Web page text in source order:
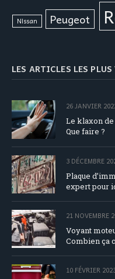
Nissan Peugeot
LES ARTICLES LES
26 JANVIER
Le klaxon
Que faire ?
3 DÉCEMBRE
Plaque
expert pour
21 NOVEMBRE
Voyant
Combien ça
10 FÉVRIER